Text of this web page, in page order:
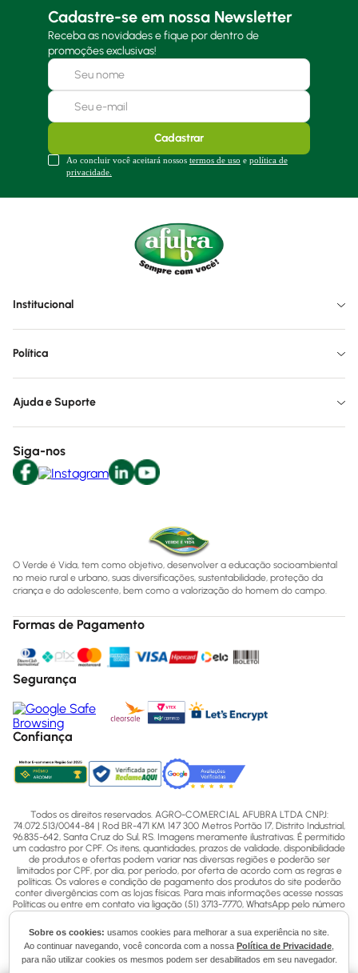
Sobre os cookies: usamos cookies para melhorar a sua experiência no site.
Ao continuar navegando, você concorda com a nossa Política de Privacidade
para não utilizar cookies os mesmos podem ser desabilitados em seu navegador.
Cadastre-se em nossa Newsletter
Receba as novidades e fique por dentro de
promoções exclusivas!
Cadastrar
Ao concluir você aceitará nossos termos de uso e política de
privacidade.
Institucional
Política
Ajuda e Suporte
Siga-nos
O Verde é Vida, tem como objetivo, desenvolver a educação socioambiental
no meio rural e urbano, suas diversificações, sustentabilidade, proteção da
criança e do adolescente, bem como a valorização do homem do campo.
Formas de Pagamento
Segurança
Confiança
Todos os direitos reservados. AGRO-COMERCIAL AFUBRA LTDA CNPJ:
74.072.513/0044-84 | Rod BR-471 KM 147 300 Metros Portão 17, Distrito Industrial,
96.835-642, Santa Cruz do Sul, RS. Imagens meramente ilustrativas. É permitido
um cadastro por CPF. Os itens, quantidades, prazos de validade, disponibilidade
de produtos e ofertas podem variar nas diversas regiões e poderão ser
limitados por CPF, por dia, por período, por oferta de acordo com as regras e
políticas. Os valores e condição de pagamento dos produtos do site poderão
conter divergências com as lojas físicas. Para mais informações acesse nossas
Políticas ou entre em contato via ligação (51) 3713-7770, WhatsApp pelo número